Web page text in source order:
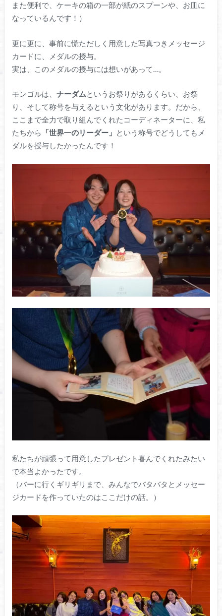
また便利で、ケーキの箱の一部が紙のスプーンや、お皿に
なっているんです！）
更に更に、事前に慌ただしく用意した写真つきメッセージ
カードに、メダルの授与。
実は、このメダルの授与には想いがあって…。
モンゴルは、 ナーダムというお祭りがあるくらい、お祭
り、そして称号を与えるという文化があります。だから、
ここまで全力で取り組んでくれたコーディネーターに、私
たちから 「世界一のリーダー」 という称号でどうしてもメ
ダルを授与したかったんです！
私たちが頑張って用意したプレゼント喜んでくれたみたい
で本当よかったです。
（バーに行くギリギリまで、みんなでバタバタとメッセー
ジカードを作っていたのはここだけの話。）